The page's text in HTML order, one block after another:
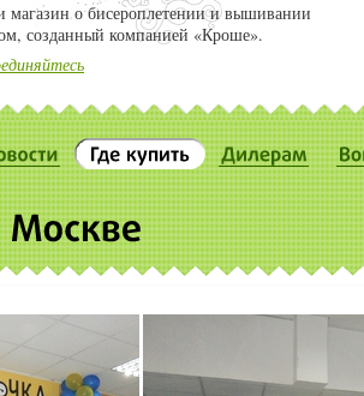
магазин о бисероплетении и вышивании
созданный компанией «Кроше».